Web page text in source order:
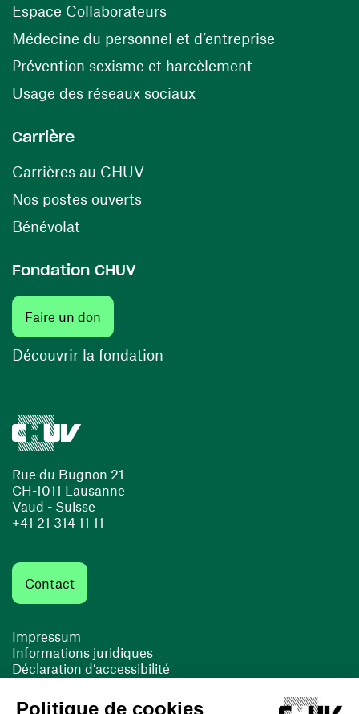
Rue du Bugnon 21
CH-1011 Lausanne
Vaud - Suisse
+41 21 314 11 11
Contact
Impressum
Informations juridiques
Déclaration d’accessibilité
Cookies
Espace Collaborateurs(ouvre une nouvelle fenêtre)
Médecine du personnel et d’entreprise
Prévention sexisme et harcèlement
Usage des réseaux sociaux(ouvre une nouvelle
Carrière
Carrières au CHUV(ouvre une nouvelle fenêtre)
Nos postes ouverts(ouvre une nouvelle fenêtre)
Bénévolat
Fondation CHUV
Faire un don
Découvrir la fondation